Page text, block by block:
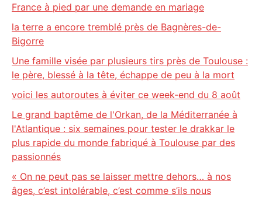
France à pied par une demande en mariage
la terre a encore tremblé près de Bagnères-de-
Bigorre
Une famille visée par plusieurs tirs près de Toulouse :
le père, blessé à la tête, échappe de peu à la mort
voici les autoroutes à éviter ce week-end du 8 août
Le grand baptême de l'Orkan, de la Méditerranée à
l'Atlantique : six semaines pour tester le drakkar le
plus rapide du monde fabriqué à Toulouse par des
passionnés
« On ne peut pas se laisser mettre dehors… à nos
âges, c’est intolérable, c’est comme s’ils nous